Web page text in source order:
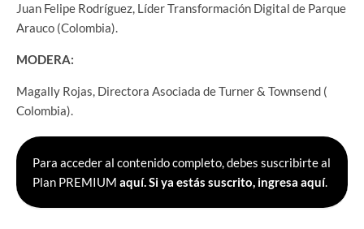
Juan Felipe Rodríguez, Líder Transformación Digital de Parque
Arauco (Colombia).
MODERA:
Magally Rojas, Directora Asociada de Turner & Townsend (
Colombia).
Para acceder al contenido completo, debes suscribirte al
Plan PREMIUM aquí.Si ya estás suscrito, ingresa aquí.